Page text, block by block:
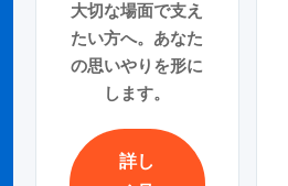
大切な場面で支え
たい方へ。あなた
の思いやりを形に
します。
詳し